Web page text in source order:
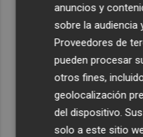
Recibe
Plaza
anuncios y
sobre la audiencia
Proveedores de
pueden procesar
otros fines,
geolocalización
del dispositivo.
solo a este sitio